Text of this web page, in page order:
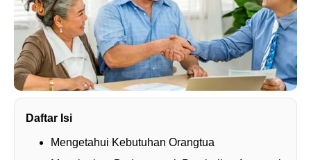
Daftar Isi
Mengetahui Kebutuhan Orangtua